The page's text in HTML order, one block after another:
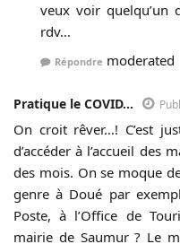
veux voir quelqu’un
rdv…
Répondre moderated
Pratique le COVID...
On croit rêver…! C’est
d’accéder à l’accueil des
des mois. On se moque
genre à Doué par
Poste, à l’Office de
mairie de Saumur ? Le